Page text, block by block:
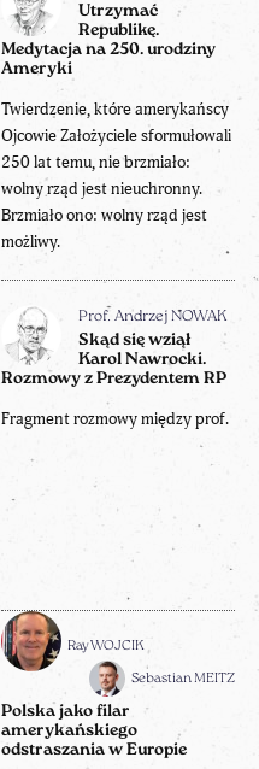
Utrzymać
Republikę.
Medytacja na 250. urodziny
Ameryki
Twierdzenie, które amerykańscy
Ojcowie Założyciele sformułowali
250 lat temu, nie brzmiało:
wolny rząd jest nieuchronny.
Brzmiało ono: wolny rząd jest
możliwy.
Prof. Andrzej NOWAK
Skąd się wziął
Karol Nawrocki.
Rozmowy z Prezydentem RP
Fragment rozmowy między prof.
Ray WOJCIK
Sebastian MEITZ
Polska jako filar
amerykańskiego
odstraszania w Europie